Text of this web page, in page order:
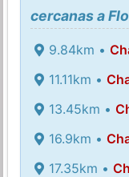
cercanas a
9.84km •
11.11km •
13.45km •
16.9km •
17.35km •